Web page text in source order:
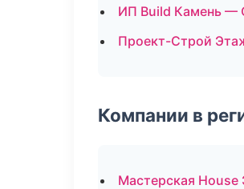
ИП Build Камень —
Проект-Строй
Компании в
Мастерская